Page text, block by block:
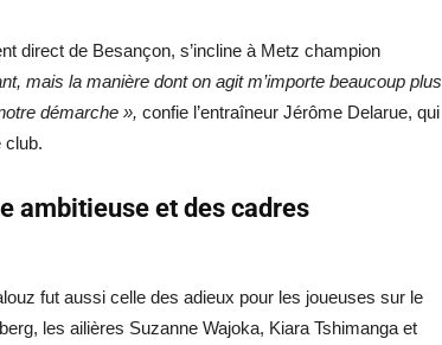
direct de Besançon, s’incline à Metz champion
mais la manière dont on agit m’importe beaucoup plus
démarche », confie l’entraîneur Jérôme Delarue, qui
club.
ambitieuse et des cadres
fut aussi celle des adieux pour les joueuses sur le
les ailières Suzanne Wajoka, Kiara Tshimanga et